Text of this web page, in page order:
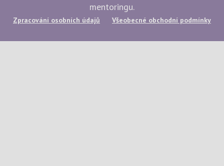
mentoringu.
Zpracování osobních údajů Všeobecné obchodní podmínky